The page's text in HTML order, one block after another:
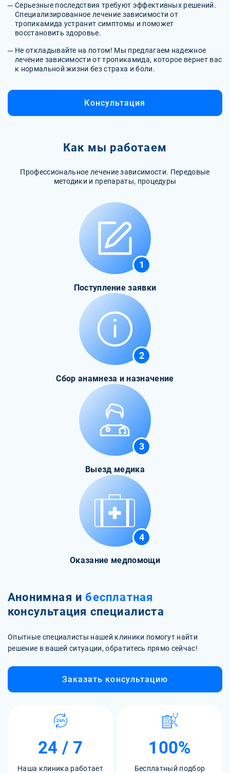
Серьезные последствия требуют эффективных решений.
Специализированное лечение зависимости от
тропикамида устранит симптомы и поможет
восстановить здоровье.
Не откладывайте на потом! Мы предлагаем надежное
лечение зависимости от тропикамида, которое вернет вас
к нормальной жизни без страха и боли.
Консультация
Как мы работаем
Профессиональное лечение зависимости. Передовые
методики и препараты, процедуры
1
Поступление заявки
2
Сбор анамнеза и назначение
3
Выезд медика
4
Оказание медпомощи
Анонимная и бесплатная
консультация специалиста
Опытные специалисты нашей клиники помогут найти
решение в вашей ситуации, обратитесь прямо сейчас!
Заказать консультацию
24 / 7
Наша клиника работает
100%
Бесплатный подбор